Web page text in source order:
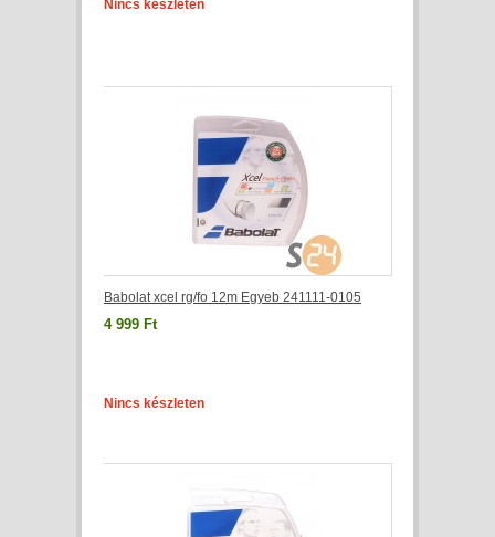
Nincs készleten
Babolat xcel rg/fo 12m Egyeb 241111-0105
4 999 Ft
Nincs készleten